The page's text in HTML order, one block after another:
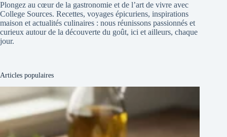
Plongez au cœur de la gastronomie et de l’art de vivre avec
College Sources. Recettes, voyages épicuriens, inspirations
maison et actualités culinaires : nous réunissons passionnés et
curieux autour de la découverte du goût, ici et ailleurs, chaque
jour.
Articles populaires